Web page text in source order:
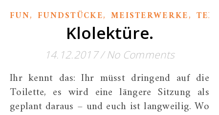
FUN, FUNDSTÜCKE, MEISTERWERKE,
Klolektüre.
14.12.2017/ No Comments
Ihr kennt das: Ihr müsst dringend auf die
Toilette, es wird eine längere Sitzung als
geplant daraus – und euch ist langweilig. Wo